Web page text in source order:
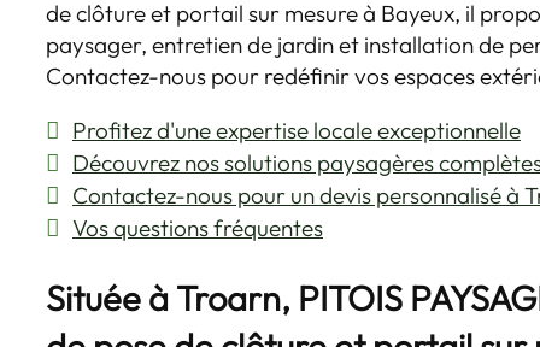
de clôture et portail sur mesure à Bayeux, il
paysager, entretien de jardin et installation de
Contactez-nous pour redéfinir vos espaces
Profitez d'une expertise locale exceptionnelle
Découvrez nos solutions paysagères
Contactez-nous pour un devis personnalisé à
Vos questions fréquentes
Située à Troarn, PITOIS